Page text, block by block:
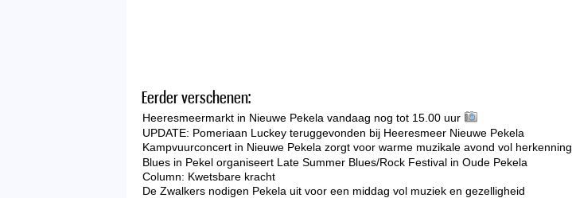
Eerder verschenen:
Heeresmeermarkt in Nieuwe Pekela vandaag nog tot 15.00 uur
UPDATE: Pomeriaan Luckey teruggevonden bij Heeresmeer Nieuwe Pekela
Kampvuurconcert in Nieuwe Pekela zorgt voor warme muzikale avond vol herkenning
Blues in Pekel organiseert Late Summer Blues/Rock Festival in Oude Pekela
Column: Kwetsbare kracht
De Zwalkers nodigen Pekela uit voor een middag vol muziek en gezelligheid